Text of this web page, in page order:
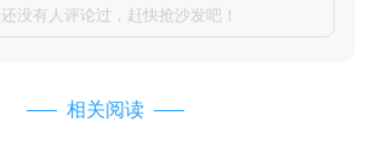
还没有人评论过，赶快抢沙发吧！
相关阅读